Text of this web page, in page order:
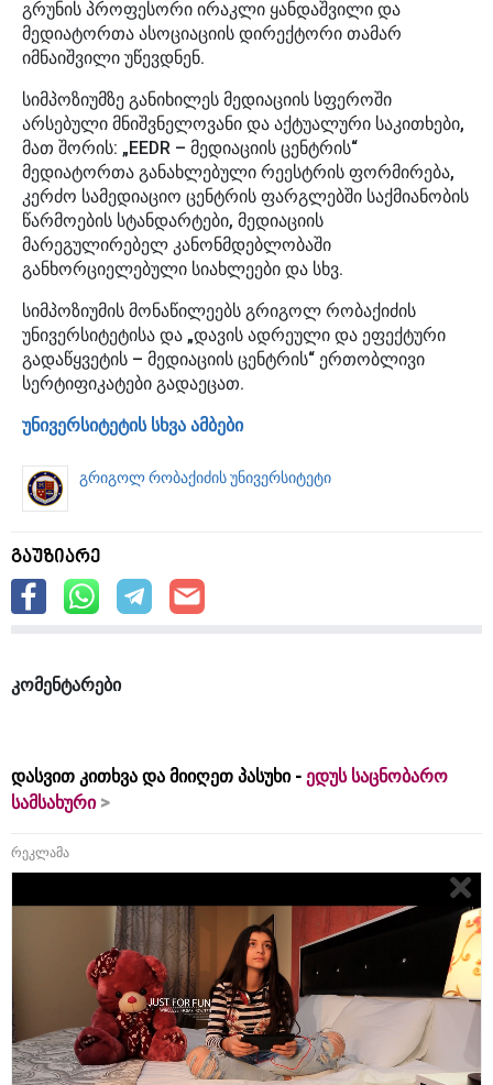
გრუნის პროფესორი ირაკლი ყანდაშვილი და
მედიატორთა ასოციაციის დირექტორი თამარ
იმნაიშვილი უწევდნენ.
სიმპოზიუმზე განიხილეს მედიაციის სფეროში
არსებული მნიშვნელოვანი და აქტუალური საკითხები,
მათ შორის: „EEDR – მედიაციის ცენტრის“
მედიატორთა განახლებული რეესტრის ფორმირება,
კერძო სამედიაციო ცენტრის ფარგლებში საქმიანობის
წარმოების სტანდარტები, მედიაციის
მარეგულირებელ კანონმდებლობაში
განხორციელებული სიახლეები და სხვ.
სიმპოზიუმის მონაწილეებს გრიგოლ რობაქიძის
უნივერსიტეტისა და „დავის ადრეული და ეფექტური
გადაწყვეტის – მედიაციის ცენტრის“ ერთობლივი
სერტიფიკატები გადაეცათ.
უნივერსიტეტის სხვა ამბები
გრიგოლ რობაქიძის უნივერსიტეტი
გაუზიარე
კომენტარები
დასვით კითხვა და მიიღეთ პასუხი - ედუს საცნობარო
სამსახური
რეკლამა